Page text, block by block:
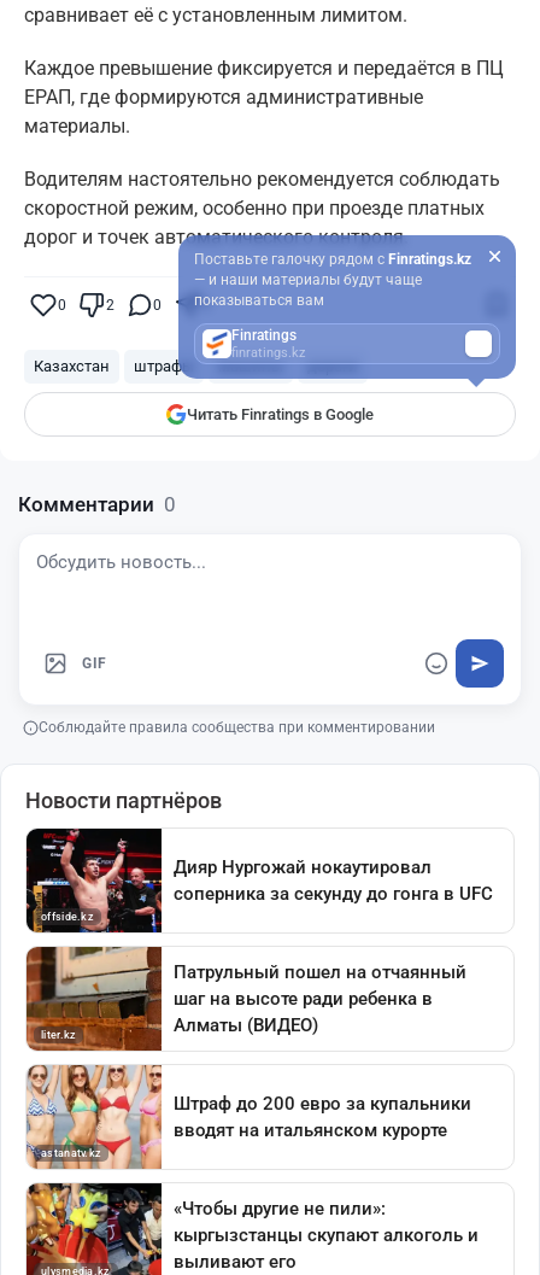
сравнивает её с установленным лимитом.
Каждое превышение фиксируется и передаётся в ПЦ
ЕРАП, где формируются административные
материалы.
Водителям настоятельно рекомендуется соблюдать
скоростной режим, особенно при проезде платных
дорог и точек автоматического контроля.
0 2 0 0
Казахстан штрафы машины дороги
Читать Finratings в Google
Поставьте галочку рядом с Finratings.kz
— и наши материалы будут чаще
показываться вам
Finratings
finratings.kz
Комментарии 0
GIF
Соблюдайте правила сообщества при комментировании